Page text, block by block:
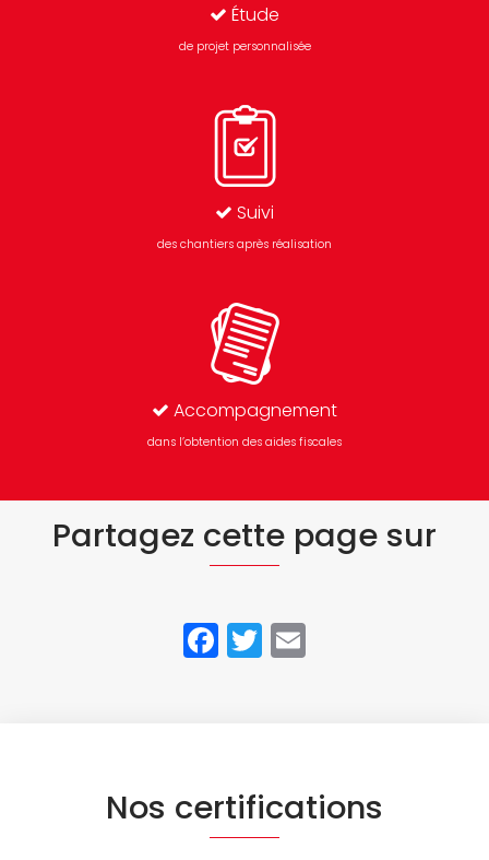
Étude
de projet personnalisée
Suivi
des chantiers après réalisation
Accompagnement
dans l’obtention des aides fiscales
Partagez cette page sur
Facebook
Twitter
Nos certifications